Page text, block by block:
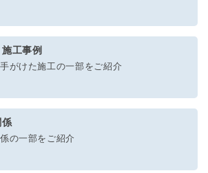
工事例
がけた施工の一部をご紹介
の一部をご紹介